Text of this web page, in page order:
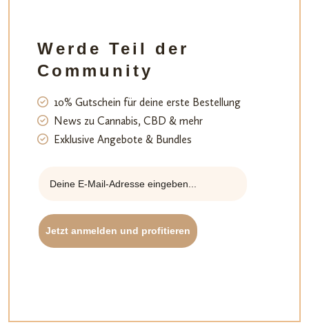
Werde Teil der
Community
10% Gutschein für deine erste Bestellung
News zu Cannabis, CBD & mehr
Exklusive Angebote & Bundles
Jetzt anmelden und profitieren